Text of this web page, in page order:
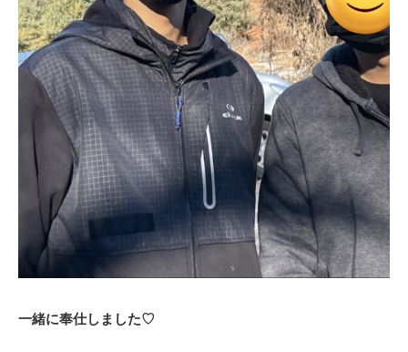
一緒に奉仕しました♡